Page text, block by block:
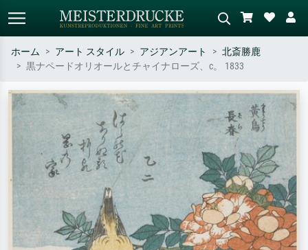
作家名・作品名・スタイルで検索
– 例：モネ、星月夜、印象派、北
斎の波、ヌード。
シーンを説明してください – 例：
緑の草原、赤の多い抽象画、暗い
油絵、木のそばの立ち姿のヌー
ホーム アート スタイル アジアンアート
北斎勝鹿
黒ナペードオリオールとチャイナローズ、c。 1833